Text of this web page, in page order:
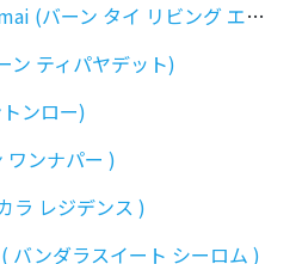
ーン タイ リビング エカマイ)
ン ティパヤデット)
ンロー)
ワンナパー )
ラ レジデンス )
ンダラスイート シーロム )